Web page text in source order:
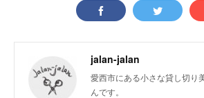
jalan-jalan
愛西市にある小さな貸し切り
んです。